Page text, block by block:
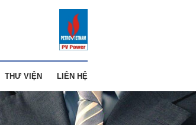
THƯ VIỆN LIÊN HỆ